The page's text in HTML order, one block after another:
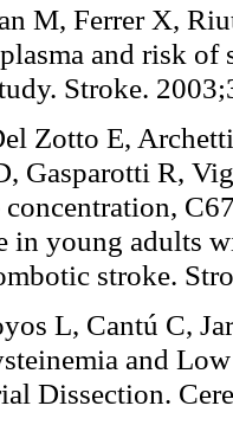
M, Ferrer X,
and risk of
Stroke.
Zotto E,
Gasparotti R,
in young adults
stroke.
L, Cantú C,
and
Dissection.